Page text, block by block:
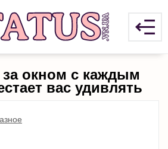
за окном с каждым
вас удивлять